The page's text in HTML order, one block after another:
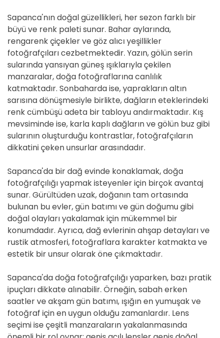
Sapanca'nın doğal güzellikleri, her sezon farklı bir
büyü ve renk paleti sunar. Bahar aylarında,
rengarenk çiçekler ve göz alıcı yeşillikler
fotoğrafçıları cezbetmektedir. Yazın, gölün serin
sularında yansıyan güneş ışıklarıyla çekilen
manzaralar, doğa fotoğraflarına canlılık
katmaktadır. Sonbaharda ise, yaprakların altın
sarısına dönüşmesiyle birlikte, dağların eteklerindeki
renk cümbüşü adeta bir tabloyu andırmaktadır. Kış
mevsiminde ise, karla kaplı dağların ve gölün buz gibi
sularının oluşturduğu kontrastlar, fotoğrafçıların
dikkatini çeken unsurlar arasındadır.
Sapanca'da bir dağ evinde konaklamak, doğa
fotoğrafçılığı yapmak isteyenler için birçok avantaj
sunar. Gürültüden uzak, doğanın tam ortasında
bulunan bu evler, gün batımı ve gün doğumu gibi
doğal olayları yakalamak için mükemmel bir
konumdadır. Ayrıca, dağ evlerinin ahşap detayları ve
rustik atmosferi, fotoğraflara karakter katmakta ve
estetik bir unsur olarak öne çıkmaktadır.
Sapanca'da doğa fotoğrafçılığı yaparken, bazı pratik
ipuçları dikkate alınabilir. Örneğin, sabah erken
saatler ve akşam gün batımı, ışığın en yumuşak ve
fotoğraf için en uygun olduğu zamanlardır. Lens
seçimi ise çeşitli manzaraların yakalanmasında